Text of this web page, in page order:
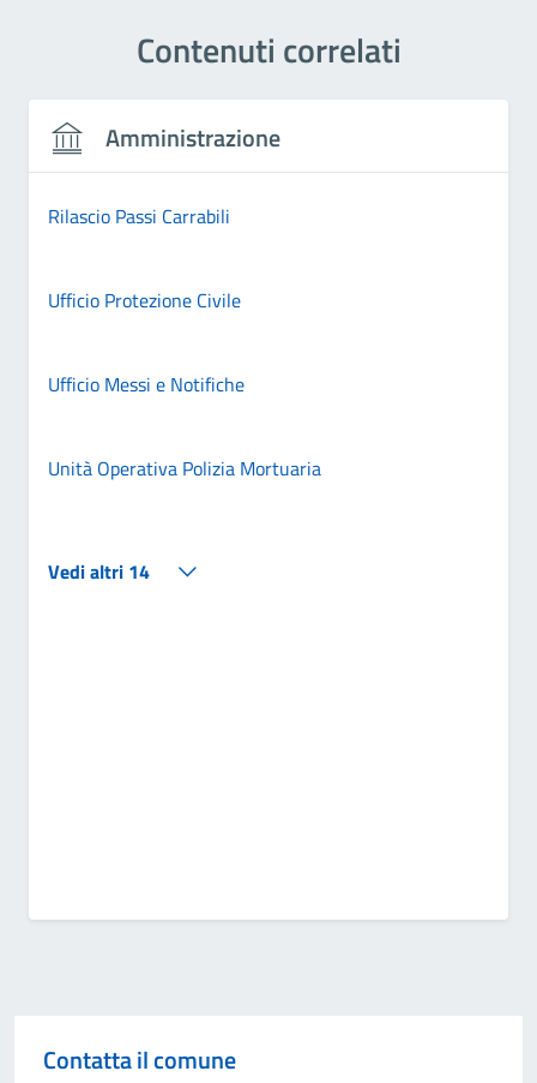
Contenuti correlati
Amministrazione
Rilascio Passi Carrabili
Ufficio Protezione Civile
Ufficio Messi e Notifiche
Unità Operativa Polizia Mortuaria
Vedi altri 14
Contatta il comune